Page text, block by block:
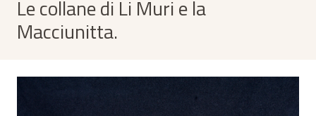
Le collane di Li Muri e la
Macciunitta.